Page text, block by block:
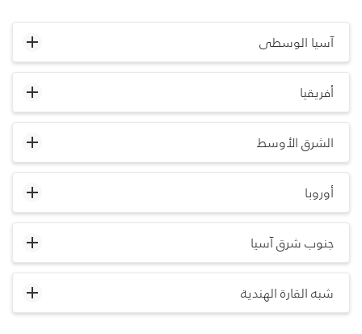
آسيا الوسطى
أفريقيا
الشرق الأوسط
أوروبا
جنوب شرق آسيا
شبه القارة الهندية